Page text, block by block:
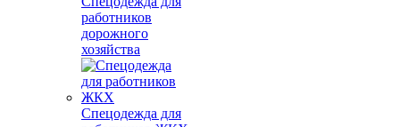
работников
дорожного
хозяйства
Спецодежда для